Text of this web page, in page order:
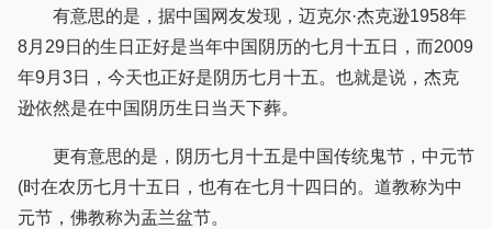
有意思的是，据中国网友发现，迈克尔·杰克逊1958年
8月29日的生日正好是当年中国阴历的七月十五日，而2009
年9月3日，今天也正好是阴历七月十五。也就是说，杰克
逊依然是在中国阴历生日当天下葬。
更有意思的是，阴历七月十五是中国传统鬼节，中元节
(时在农历七月十五日，也有在七月十四日的。道教称为中
元节，佛教称为盂兰盆节。